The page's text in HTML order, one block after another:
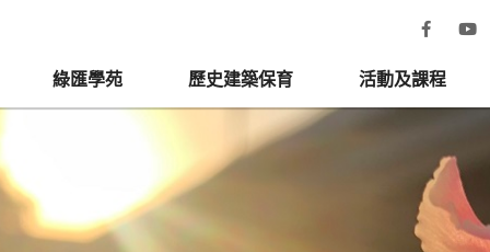
綠匯學苑 歷史建築保育 活動及課程